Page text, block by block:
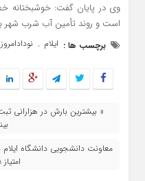
وی در پایان گفت: خوشبختانه
است و روند تأمین آب شرب شهر
برچسب ها : ایلام , نودادامروز
« بیشترین بارش در هزارانی
امتیاز ۹۳.۷۵ شد »